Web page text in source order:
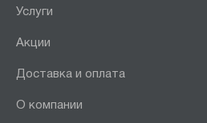
Услуги
Акции
Доставка и оплата
О компании